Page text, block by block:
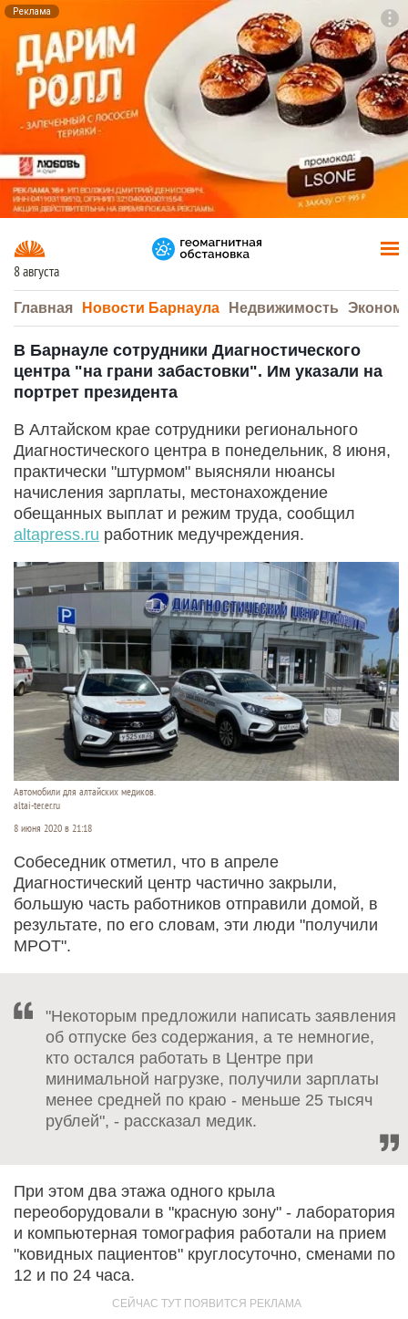
Реклама
8 августа
Главная Новости Барнаула Недвижимость
В Барнауле сотрудники Диагностического
центра "на грани забастовки". Им указали на
портрет президента
В Алтайском крае сотрудники регионального
Диагностического центра в понедельник, 8 июня,
практически "штурмом" выясняли нюансы
начисления зарплаты, местонахождение
обещанных выплат и режим труда, сообщил
altapress.ru работник медучреждения.
Автомобили для алтайских медиков.
altai-ter.er.ru
8 июня 2020 в 21:18
Собеседник отметил, что в апреле
Диагностический центр частично закрыли,
большую часть работников отправили домой, в
результате, по его словам, эти люди "получили
МРОТ".
"Некоторым предложили написать заявления
об отпуске без содержания, а те немногие,
кто остался работать в Центре при
минимальной нагрузке, получили зарплаты
менее средней по краю - меньше 25 тысяч
рублей", - рассказал медик.
При этом два этажа одного крыла
переоборудовали в "красную зону" - лаборатория
и компьютерная томография работали на прием
"ковидных пациентов" круглосуточно, сменами по
12 и по 24 часа.